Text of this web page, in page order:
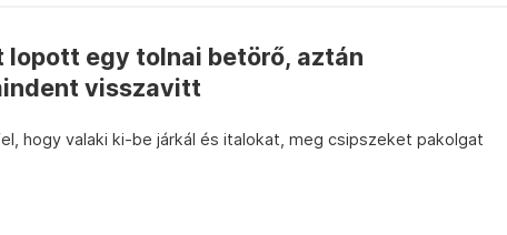
lopott egy tolnai betörő, aztán
visszavitt
hogy valaki ki-be járkál és italokat, meg csipszeket pakolgat